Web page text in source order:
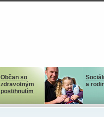
Občan so
zdravotným
postihnutím
a